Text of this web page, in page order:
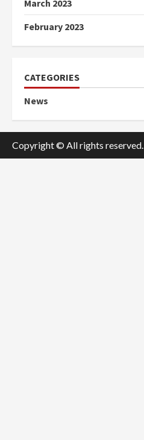
March 2023
February 2023
CATEGORIES
News
Copyright © All rights reserved.